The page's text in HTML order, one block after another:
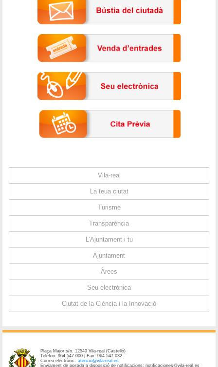
Vila-real
La teua ciutat
Turisme
Transparència
L'Ajuntament i tu
Ajuntament
Àrees
Seu electrònica
Ciutat de la Ciència i la Innovació
Plaça Major s/n. 12540 Vila-real (Castelló)
Telèfon: 964 547 000 | Fax: 964 547 032
Correu electrònic:atencio@vila-real.es
Enviament de posada a disposició de notificacions: notificaciones@vila-real.es